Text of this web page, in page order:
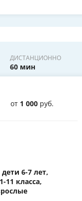
ДИСТАНЦИОННО
60 мин
от 1 000 руб.
6-7 лет,
класса,